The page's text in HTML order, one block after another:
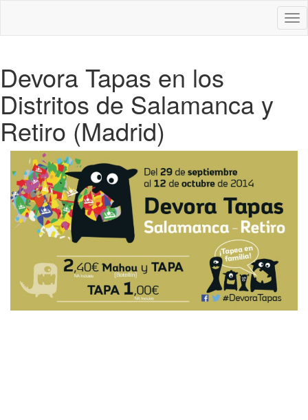
Devora Tapas en los
Distritos de Salamanca y
Retiro (Madrid)